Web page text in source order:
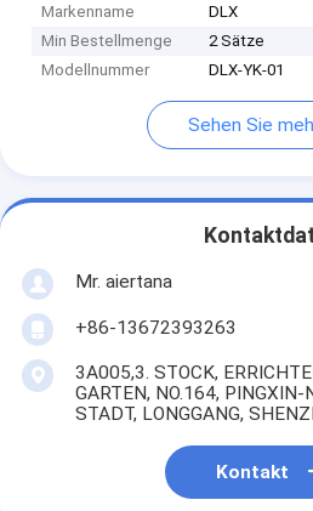
Markenname
DLX
Min Bestellmenge
2 Sätze
Modellnummer
DLX-YK-01
Sehen Sie
Mr. aiertana
+86-13672393263
3A005,3. STOCK,
GARTEN, NO.164,
STADT, LONGGANG,
Kontakt